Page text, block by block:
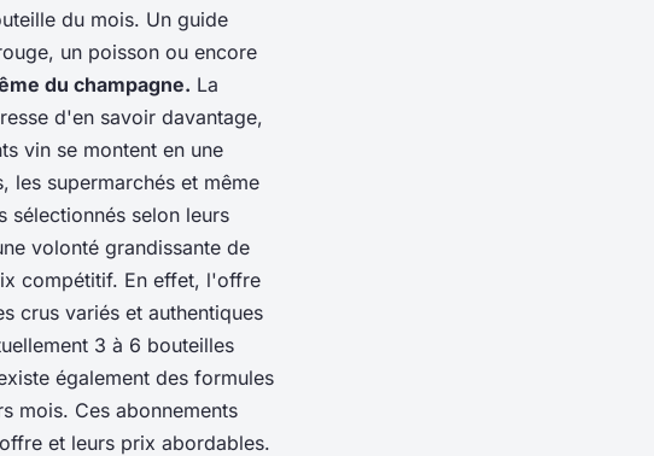
du mois. Un guide
un poisson ou encore
du champagne. La
d'en savoir davantage,
vin se montent en une
les supermarchés et même
sélectionnés selon leurs
volonté grandissante de
compétitif. En effet, l'offre
crus variés et authentiques
3 à 6 bouteilles
également des formules
mois. Ces abonnements
et leurs prix abordables.